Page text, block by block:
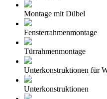
Montage mit Dübel
Fensterrahmenmontage
Türrahmenmontage
Unterkonstruktionen für
Unterkonstruktionen